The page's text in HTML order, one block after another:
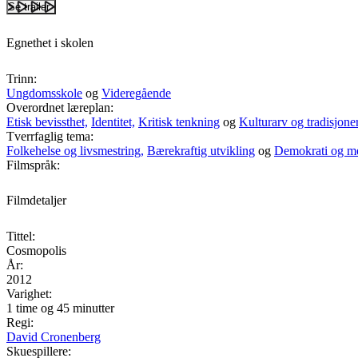
Se trailer
Egnethet i skolen
Trinn:
Ungdomsskole og Videregående
Overordnet læreplan:
Etisk bevissthet, Identitet, Kritisk tenkning og Kulturarv og
Tverrfaglig tema:
Folkehelse og livsmestring, Bærekraftig utvikling og Demokrati og
Filmspråk:
Filmdetaljer
Tittel:
Cosmopolis
År:
2012
Varighet:
1 time og 45 minutter
Regi:
David Cronenberg
Skuespillere: